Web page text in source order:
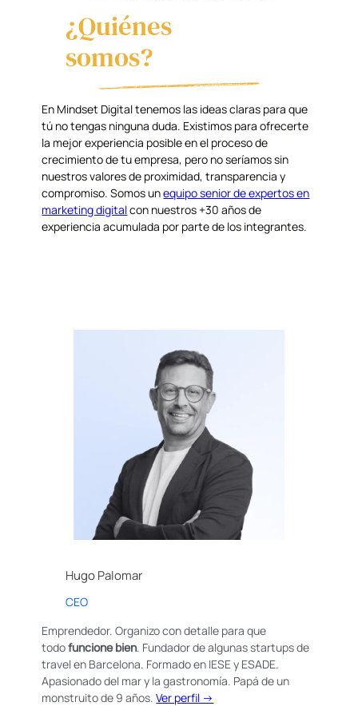
¿Quiénes
somos?
En Mindset Digital tenemos las ideas claras para que
tú no tengas ninguna duda. Existimos para ofrecerte
la mejor experiencia posible en el proceso de
crecimiento de tu empresa, pero no seríamos sin
nuestros valores de proximidad, transparencia y
compromiso. Somos unequipo senior de expertos en
marketing digitalcon nuestros +30 años de
experiencia acumulada por parte de los integrantes.
Hugo Palomar
CEO
Emprendedor. Organizo con detalle para que
todofuncione bien. Fundador de algunas startups de
travel en Barcelona. Formado en IESE y ESADE.
Apasionado del mar y la gastronomía. Papá de un
monstruito de 9 años.Ver perfil →